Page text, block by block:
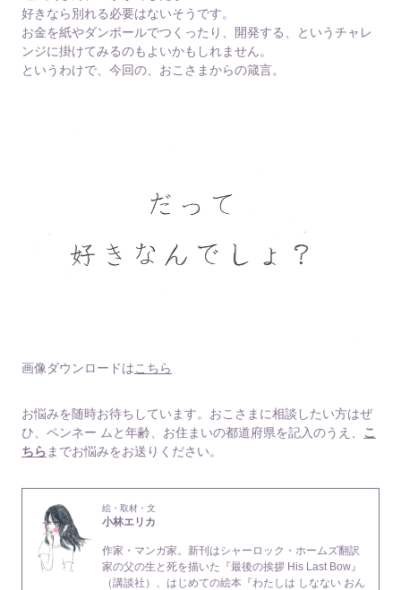
好きなら別れる必要はないそうです。
お金を紙やダンボールでつくったり、開発する、というチャレ
ンジに掛けてみるのもよいかもしれません。
というわけで、今回の、おこさまからの箴言。
画像ダウンロードはこちら
お悩みを随時お待ちしています。おこさまに相談したい方はぜ
ひ、ペンネー ムと年齢、お住まいの都道府県を記入のうえ、 こ
ちらまでお悩みをお送りください。
絵・取材・文
小林エリカ
作家・マンガ家。新刊はシャーロック・ホームズ翻訳
家の父の生と死を描いた『最後の挨拶 His Last Bow』
（講談社）、はじめての絵本『わたしは しなない おん